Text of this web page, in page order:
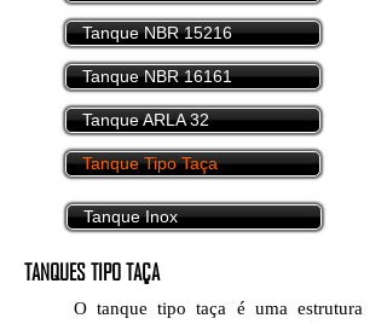
Tanque NBR 15216
Tanque NBR 16161
Tanque ARLA 32
Tanque Tipo Taça
Tanque Inox
TANQUES TIPO TAÇA
O tanque tipo taça é uma estrutura